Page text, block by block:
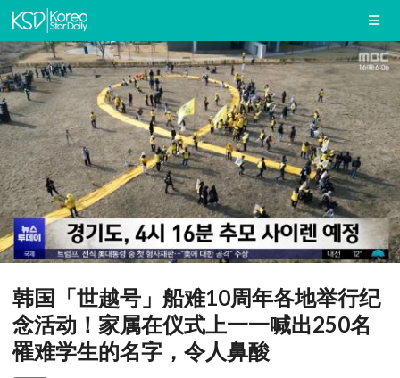
韩国「世越号」船难10周年各地举行纪
念活动！家属在仪式上一一喊出250名
罹难学生的名字，令人鼻酸